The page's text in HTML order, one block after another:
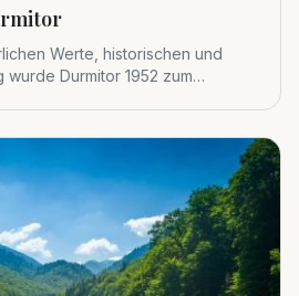
Werte, historischen und
Durmitor 1952 zum